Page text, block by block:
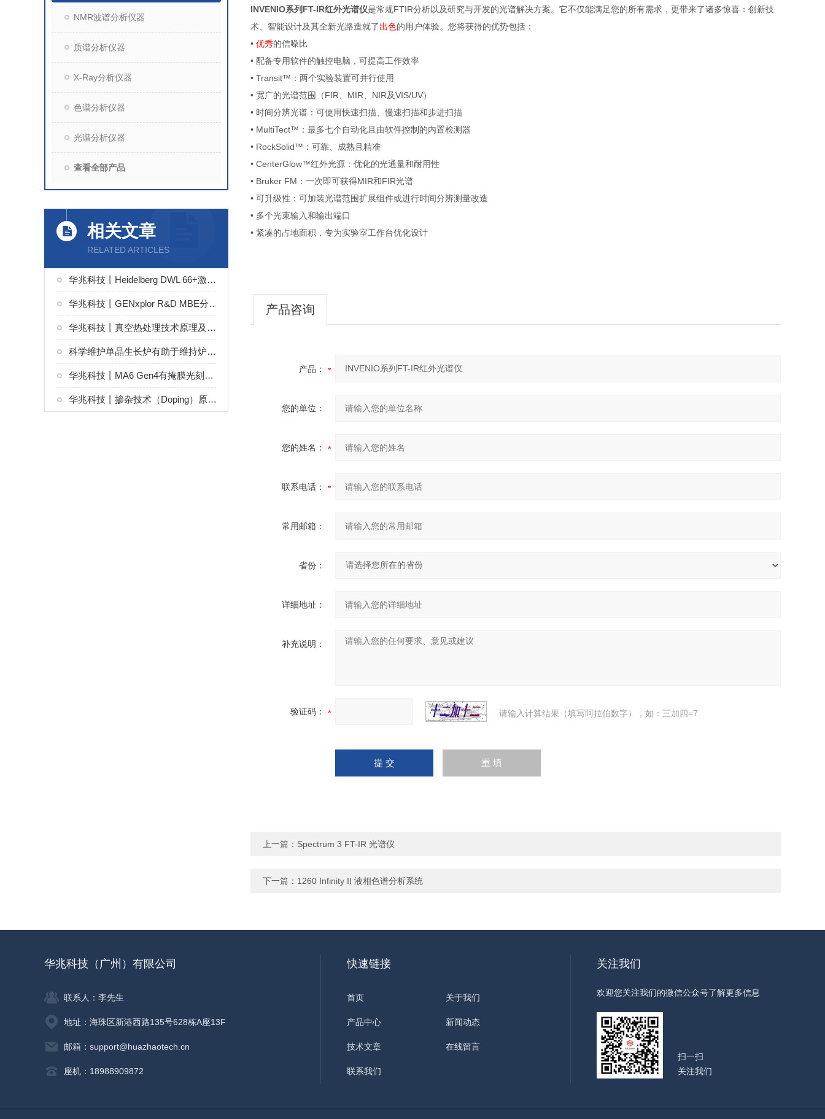
NMR波谱分析仪器
质谱分析仪器
X-Ray分析仪器
色谱分析仪器
光谱分析仪器
查看全部产品
相关文章
RELATED ARTICLES
华兆科技丨Heidelberg DWL 66+激光直写光刻系统解决方案
华兆科技丨GENxplor R&D MBE分子束外延系统解决方案
华兆科技丨真空热处理技术原理及设备
科学维护单晶生长炉有助于维持炉内热场与气氛的精确控制
华兆科技丨MA6 Gen4有掩膜光刻系统解决方案
华兆科技丨掺杂技术（Doping）原理及设备
INVENIO系列FT-IR红外光谱仪是常规FTIR分析以及研究与开发的光谱解决方案。它不仅能满足您的所有需求，更带来了诸多惊喜：创新技
术、智能设计及其全新光路造就了出色的用户体验。您将获得的优势包括：
• 优秀的信噪比
• 配备专用软件的触控电脑，可提高工作效率
• Transit™：两个实验装置可并行使用
• 宽广的光谱范围（FIR、MIR、NIR及VIS/UV）
• 时间分辨光谱：可使用快速扫描、慢速扫描和步进扫描
• MultiTect™：最多七个自动化且由软件控制的内置检测器
• RockSolid™：可靠、成熟且精准
• CenterGlow™红外光源：优化的光通量和耐用性
• Bruker FM：一次即可获得MIR和FIR光谱
• 可升级性：可加装光谱范围扩展组件或进行时间分辨测量改造
• 多个光束输入和输出端口
• 紧凑的占地面积，专为实验室工作台优化设计
产品咨询
产品：
您的单位：
您的姓名：
联系电话：
常用邮箱：
省份：
详细地址：
补充说明：
验证码： 请输入计算结果（填写阿拉伯数字），如：三加四=7
上一篇： Spectrum 3 FT-IR 光谱仪
下一篇： 1260 Infinity II 液相色谱分析系统
华兆科技（广州）有限公司
联系人：李先生
地址：海珠区新港西路135号628栋A座13F
邮箱：support@huazhaotech.cn
座机：18988909872
快速链接
首页 关于我们
产品中心 新闻动态
技术文章 在线留言
联系我们
关注我们
欢迎您关注我们的微信公众号了解更多信息
扫一扫
关注我们